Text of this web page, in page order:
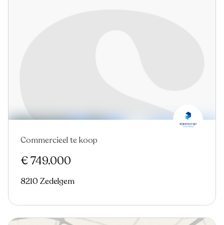
Commercieel te koop
€ 749.000
8210 Zedelgem